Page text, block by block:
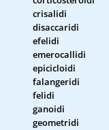
crisalidi
disaccaridi
efelidi
emerocallidi
epicicloidi
falangeridi
felidi
ganoidi
geometridi